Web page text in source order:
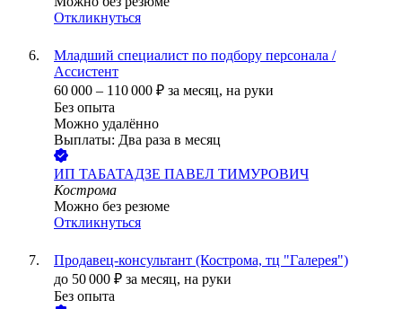
Откликнуться
Младший специалист по подбору персонала /
Ассистент
60 000 – 110 000 ₽ за месяц, на руки
Без опыта
Можно удалённо
Выплаты: Два раза в месяц
ИП ТАБАТАДЗЕ ПАВЕЛ ТИМУРОВИЧ
Кострома
Можно без резюме
Откликнуться
Продавец-консультант (Кострома, тц "Галерея")
до 50 000 ₽ за месяц, на руки
Без опыта